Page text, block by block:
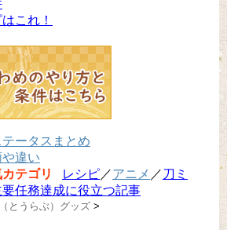
これ！
ータスまとめ
違い
テゴリ
レシピ／アニメ ／ 刀ミ
要任務達成に役立つ記事
とうらぶ）グッズ >